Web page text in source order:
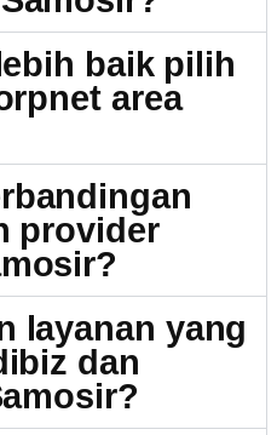
baik pilih
area
provider
layanan yang
dan